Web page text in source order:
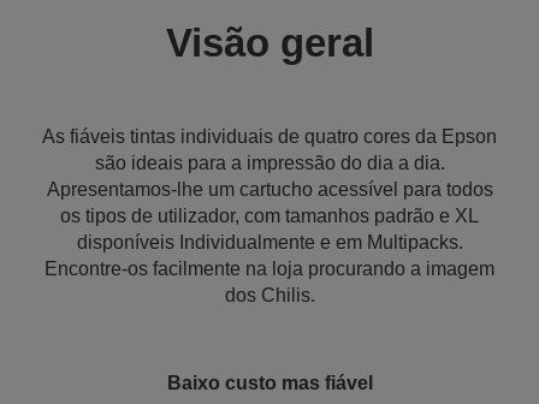
Visão geral
As fiáveis tintas individuais de quatro cores da Epson
são ideais para a impressão do dia a dia.
Apresentamos-lhe um cartucho acessível para todos
os tipos de utilizador, com tamanhos padrão e XL
disponíveis Individualmente e em Multipacks.
Encontre-os facilmente na loja procurando a imagem
dos Chilis.
Baixo custo mas fiável